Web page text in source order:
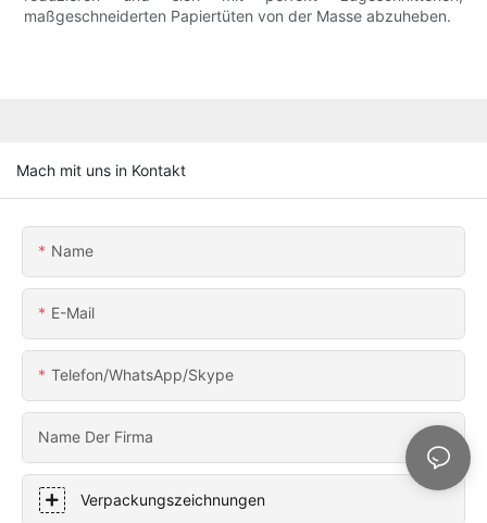
maßgeschneiderten Papiertüten von der Masse abzuheben.
Mach mit uns in Kontakt
Name
E-Mail
Telefon/WhatsApp/Skype
Name Der Firma
Verpackungszeichnungen